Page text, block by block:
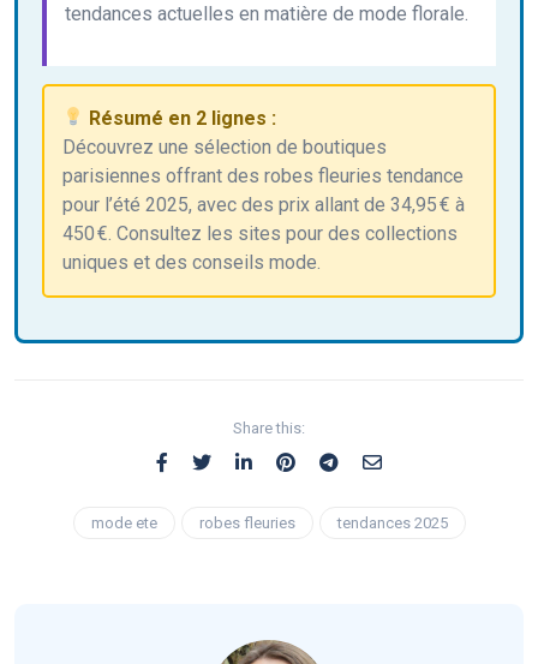
tendances actuelles en matière de mode florale.
Résumé en 2 lignes :
Découvrez une sélection de boutiques
parisiennes offrant des robes fleuries tendance
pour l’été 2025, avec des prix allant de 34,95 € à
450 €. Consultez les sites pour des collections
uniques et des conseils mode.
Share this:
mode ete robes fleuries tendances 2025